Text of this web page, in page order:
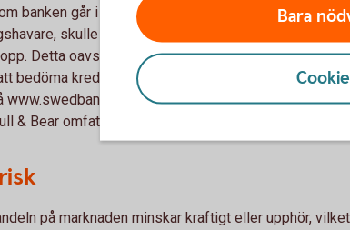
banken går i konkurs och inte kan fullfölja sina
skulle du som placerare riskera att förlora
Detta oavsett hur den underlig­gande marknaden
bedöma kreditrisken på Swedbank är att titta på
www.swed­bank.com/investor-relations/debt-
& Bear omfattas inte av den statliga
på marknaden minskar kraftigt eller upphör,
Bara